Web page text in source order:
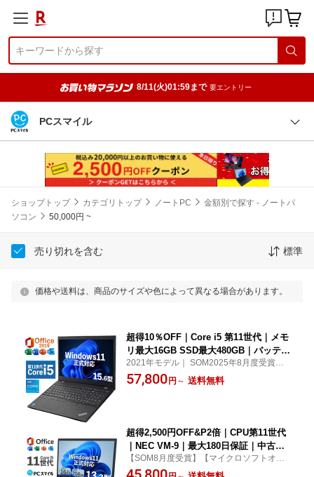
8/11(火)01:59まで 要エントリー
PCスマイル
ショップトップ カテゴリトップ ノートPC
金額別で探す - ノートパ
ソコン
50,000円 ~
売り切れを含む 標準
価格や送料は、商品のサイズや色によって異なる場合があります。
超得10％OFF｜Core i5 第11世代｜メモ
リ最大16GB SSD最大480GB｜バッテリ
ー良好｜中古ノートパソコン Windows1
1 office付き｜15.6 テンキー付き｜ノー
2021年モデル｜ SOM2025年8月度受賞｜
日本人サポート｜送料無料｜当日発送｜テ
ンキー付｜中古ノートPC｜ 中古ノートパソ
57,800 円 ～ 送料無料
超得2,500円OFF&P2倍｜CPU第11世代
｜NEC VM-9｜最大180日保証｜中古ノ
ートパソコン Windows11 office付き｜
Core i5 第11世代｜メモリ最大16GB SS
【SOM8月度受賞】【マイクロソフトオフ
ィス2019付き】【最新OS対応】【整備済